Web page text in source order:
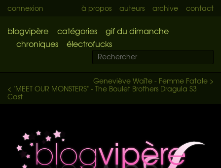
connexion à propos auteurs archive contact
blogvipère catégories
gif du dimanche
chroniques
électrofucks
Geneviève Waïte - Femme Fatale >
< "MEET OUR MONSTERS" - The Boulet Brothers Dragula S3
Cast